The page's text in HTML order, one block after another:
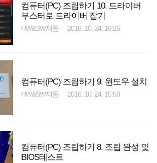
컴퓨터(PC) 조립하기 10. 드라이버
부스터로 드라이버 잡기
HW&SW제품 2016. 10. 24. 16:26
컴퓨터(PC) 조립하기 9. 윈도우 설치
HW&SW제품 2016. 10. 24. 15:58
컴퓨터(PC) 조립하기 8. 조립 완성 및
BIOS테스트